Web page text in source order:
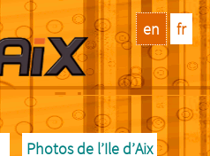
en fr
Photos de l’Ile d’Aix